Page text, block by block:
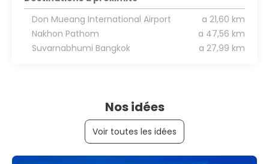
Don Mueang International Airport
a 21,60 km
Nakhon Pathom
a 47,56 km
Suvarnabhumi Bangkok
a 27,99 km
Nos idées
Voir toutes les idées